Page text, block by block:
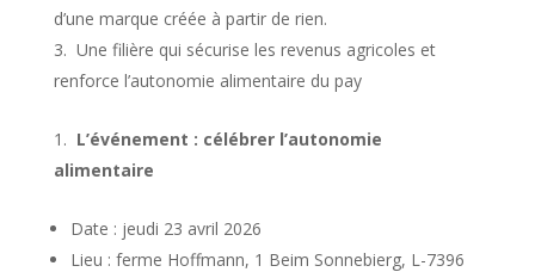
d’une marque créée à partir de rien.
Une filière qui sécurise les revenus agricoles et
renforce l’autonomie alimentaire du pay
L’événement : célébrer l’autonomie
alimentaire
Date : jeudi 23 avril 2026
Lieu : ferme Hoffmann, 1 Beim Sonnebierg, L-7396